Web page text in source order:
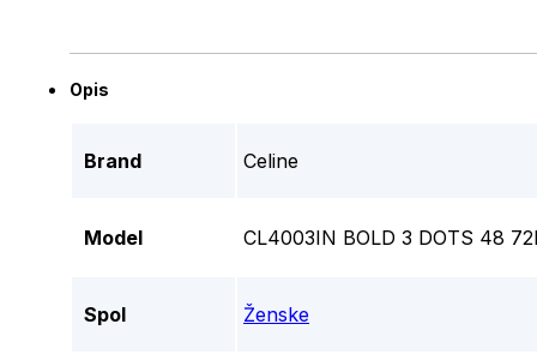
Opis
Brand Celine
Model CL4003IN BOLD 3 DOTS 48
Spol Ženske